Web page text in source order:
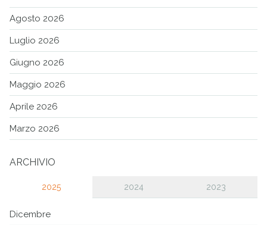
Agosto 2026
Luglio 2026
Giugno 2026
Maggio 2026
Aprile 2026
Marzo 2026
ARCHIVIO
2025 2024 2023
Dicembre